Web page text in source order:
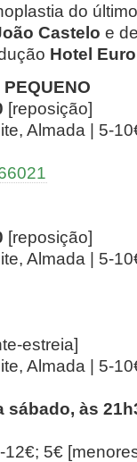
do
Castelo e
Hotel
[reposição]
Almada | 5-
[reposição]
Almada | 5-
estreia]
Almada | 5-
sábado, às
5€